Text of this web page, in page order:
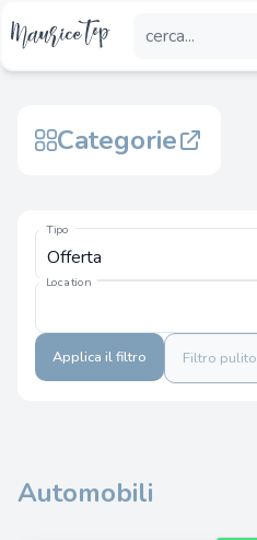
Categorie
Tipo
Location
Applica il filtro Filtro pulito
Automobili